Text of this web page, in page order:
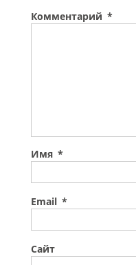
Комментарий *
Имя *
Email *
Сайт